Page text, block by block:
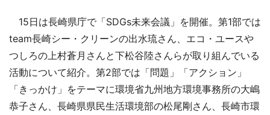
15日は長崎県庁で「SDGs未来会議」を開催。第1部では
team長崎シー・クリーンの出水琉さん、エコ・ユースや
つしろの上村蒼月さんと下松谷陸さんらが取り組んでいる
活動について紹介。第2部では「問題」「アクション」
「きっかけ」をテーマに環境省九州地方環境事務所の大嶋
恭子さん、長崎県県民生活環境部の松尾剛さん、長崎市環